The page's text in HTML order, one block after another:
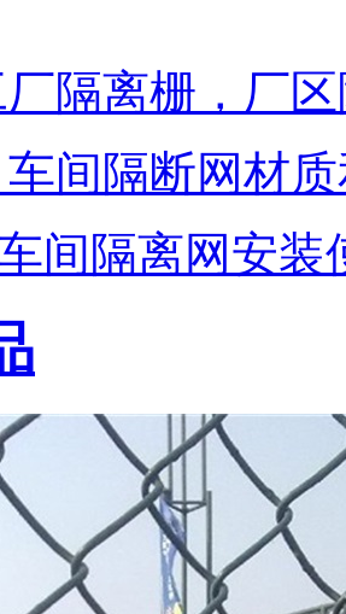
隔离栅，厂
车间隔断网材
间隔离网安装